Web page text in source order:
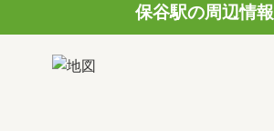
保谷駅の周辺情報